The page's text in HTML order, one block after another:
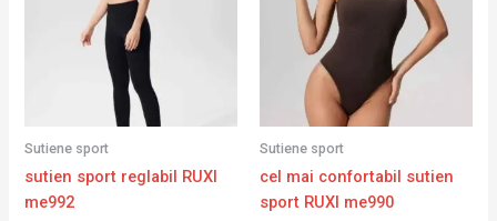
Sutiene sport
sutien sport reglabil RUXI
me992
Sutiene sport
cel mai confortabil sutien
sport RUXI me990